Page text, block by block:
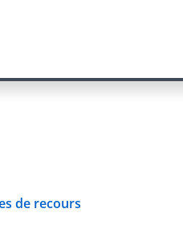
de recours